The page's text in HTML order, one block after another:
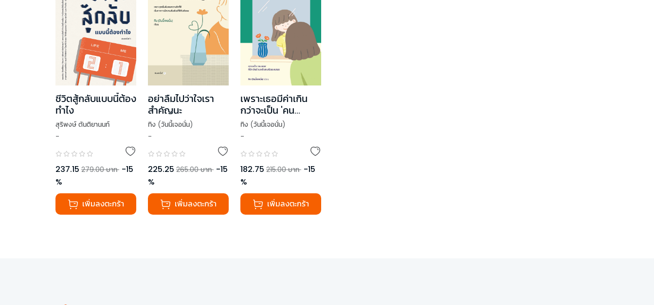
ชีวิตสู้กลับแบบนี้ต้อง
ทำไง
สุริพงษ์ ตันติยานนท์
,
,เธมส์ THINKต่าง
,Low Profile
,โสภณ ศุภมั่งมี
, โอมศิริ วีระกุล
,อานนทวงศ์ มฤคพิทักษ์
-
237.15 279.00 บาท -15
%
เพิ่มลงตะกร้า
อย่าลืมไปว่าใจเรา
สำคัญนะ
ทิง (วันนี้เจอนั่น)
-
225.25 265.00 บาท -15
%
เพิ่มลงตะกร้า
เพราะเธอมีค่าเกิน
กว่าจะเป็น 'คน
สุดท้าย'
ทิง (วันนี้เจอนั่น)
-
182.75 215.00 บาท -15
%
เพิ่มลงตะกร้า